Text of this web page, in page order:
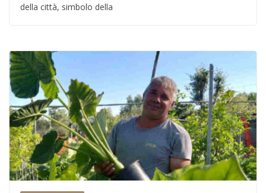
della città, simbolo della